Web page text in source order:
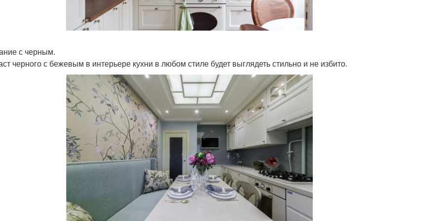
с черным.
черного с бежевым в интерьере кухни в любом стиле будет выглядеть стильно и не избито.